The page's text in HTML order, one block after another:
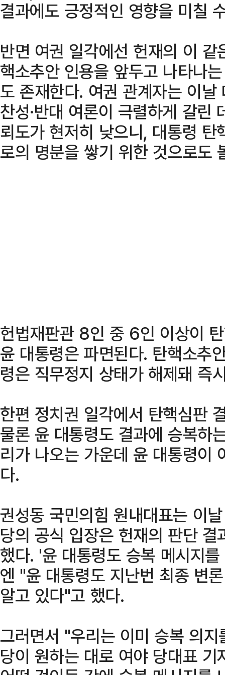
결과에도 긍정적인 영향을 미칠
반면 여권 일각에선 헌재의 이
핵소추안 인용을 앞두고 나타나
도 존재한다. 여권 관계자는 이
찬성·반대 여론이 극렬하게 갈린
뢰도가 현저히 낮으니, 대통령
로의 명분을 쌓기 위한 것으로도
헌법재판관 8인 중 6인 이상이
윤 대통령은 파면된다. 탄핵소추
령은 직무정지 상태가 해제돼 즉
한편 정치권 일각에서 탄핵심판
물론 윤 대통령도 결과에 승복하
리가 나오는 가운데 윤 대통령이
다.
권성동 국민의힘 원내대표는 이
당의 공식 입장은 헌재의 판단
했다. '윤 대통령도 승복 메시지
엔 "윤 대통령도 지난번 최종 변
알고 있다"고 했다.
그러면서 "우리는 이미 승복 의
당이 원하는 대로 여야 당대표